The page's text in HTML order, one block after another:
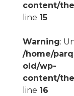
content/
line 15
Warning:
/home/
old/wp-
content/
line 16